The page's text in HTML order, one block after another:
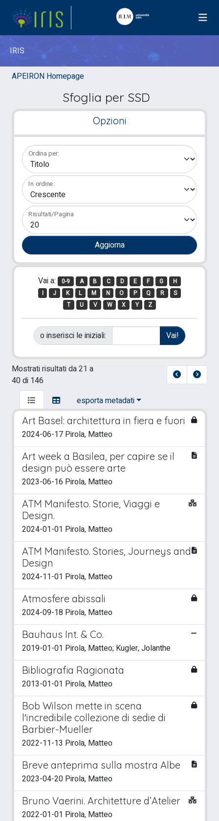
IRIS
APEIRON Homepage
Sfoglia per SSD
Opzioni
Ordina per:
In ordine:
Risultati/Pagina
Vai a: 0-9 A B C D E F G
H
I
J K L M N O P Q R
S
T
U V W X Y Z
o inserisci le iniziali:
Mostrati risultati da 21 a
40 di 146
esporta metadati
Art Basel: architettura in fiera e fuori
2024-06-17 Pirola, Matteo
Art week a Basilea, per capire se il
design può essere arte
2023-06-16 Pirola, Matteo
ATM Manifesto. Storie, Viaggi e
Design.
2024-01-01 Pirola, Matteo
ATM Manifesto. Stories, Journeys and
Design
2024-11-01 Pirola, Matteo
Atmosfere abissali
2024-09-18 Pirola, Matteo
Bauhaus Int. & Co.
2019-01-01 Pirola, Matteo; Kugler, Jolanthe
Bibliografia Ragionata
2013-01-01 Pirola, Matteo
Bob Wilson mette in scena
l′incredibile collezione di sedie di
Barbier-Mueller
2022-11-13 Pirola, Matteo
Breve anteprima sulla mostra Albe
2023-04-20 Pirola, Matteo
Bruno Vaerini. Architetture d’Atelier
2022-01-01 Pirola, Matteo